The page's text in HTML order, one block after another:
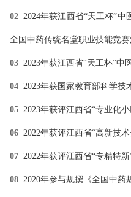
02 2024年获江西省“天工杯”
全国中药传统名堂职业技能竞
03 2023年获江西省“天工杯”中
04 2023年获国家教育部科学技
05 2023年获评江西省“专业化
06 2022年获评江西省“高新技
07 2022年获评江西省“专精特
08 2020年参与规撰《全国中药